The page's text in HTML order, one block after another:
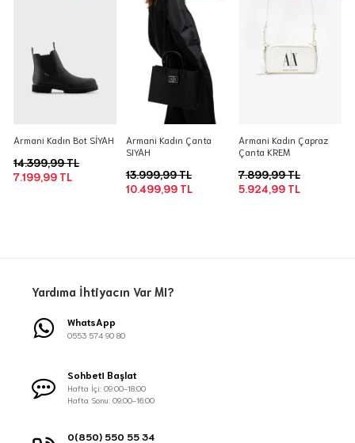
Armani Kadın Bot SİYAH
7.199,99 TL
14.399,99 TL
Armani Kadın Çanta
SIYAH
10.499,99 TL
13.999,99 TL
Armani Kadın Çapraz
Çanta KREM
5.924,99 TL
7.899,99 TL
Yardıma İhtiyacın Var MI?
WhatsApp
0553 574 90 80
Sohbeti Başlat
Hafta İçi: 09:00-18:00
Hafta Sonu: 09:00-16:00
0(850) 550 55 34